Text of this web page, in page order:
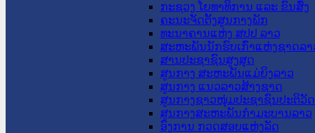
ກະຊວງ ໂຍທາທິການ ແລະ ຂົນສົ່ງ
ຄະນະຈັດຕັ້ງສູນກາງພັກ
ທະນາຄານແຫ່ງ ສປປ ລາວ
ສະຫະພັນນັກຮົບເກົ່າແຫ່ງຊາດລາ
ສານປະຊາຊົນສູງສຸດ
ສູນກາງ ສະຫະພັນແມ່ຍິງລາວ
ສູນກາງ ແນວລາວສ້າງຊາດ
ສູນກາງຊາວໜຸ່ມປະຊາຊົນປະຕິວັ
ສູນກາງສະຫະພັນກຳມະບານລາວ
ອົງການ ກວດສອບແຫ່ງລັດ